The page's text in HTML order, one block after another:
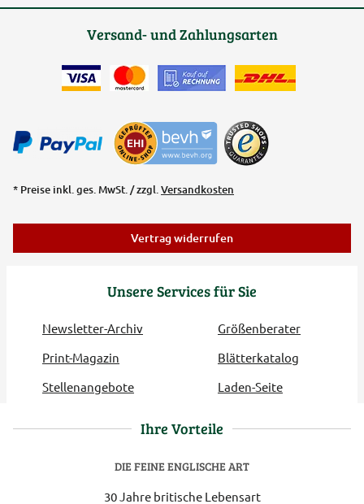
Unsere Services für Sie
Newsletter-Archiv
Größenberater
Print-Magazin
Blätterkatalog
Stellenangebote
Laden-Seite
Versand- und Zahlungsarten
* Preise inkl. ges. MwSt. / zzgl.Versandkosten
Vertrag widerrufen
Ihre Vorteile
DIE FEINE ENGLISCHE ART
30 Jahre britische Lebensart